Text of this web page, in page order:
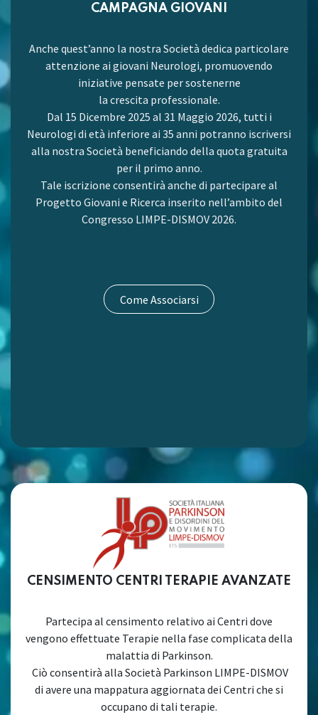
CAMPAGNA GIOVANI
Anche quest’anno la nostra Società dedica particolare
attenzione ai giovani Neurologi, promuovendo
iniziative pensate per sostenerne
la crescita professionale.
Dal 15 Dicembre 2025 al 31 Maggio 2026, tutti i
Neurologi di età inferiore ai 35 anni potranno iscriversi
alla nostra Società beneficiando della quota gratuita
per il primo anno.
Tale iscrizione consentirà anche di partecipare al
Progetto Giovani e Ricerca inserito nell’ambito del
Congresso LIMPE-DISMOV 2026.
Come Associarsi
CENSIMENTO CENTRI TERAPIE AVANZATE
Partecipa al censimento relativo ai Centri dove
vengono effettuate Terapie nella fase complicata della
malattia di Parkinson.
Ciò consentirà alla Società Parkinson LIMPE-DISMOV
di avere una mappatura aggiornata dei Centri che si
occupano di tali terapie.